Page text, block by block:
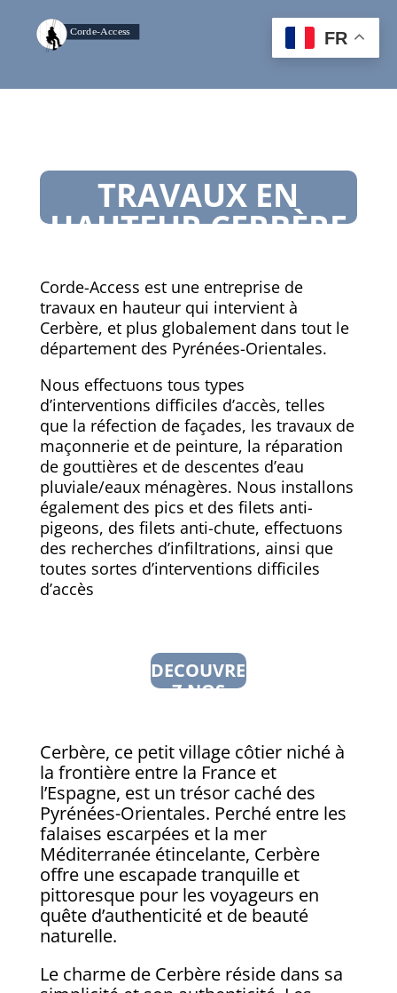
TRAVAUX EN
HAUTEUR CERBÈRE
Corde-Access est une entreprise de
travaux en hauteur qui intervient à
Cerbère, et plus globalement dans tout le
département des Pyrénées-Orientales.
Nous effectuons tous types
d’interventions difficiles d’accès, telles
que la réfection de façades, les travaux de
maçonnerie et de peinture, la réparation
de gouttières et de descentes d’eau
pluviale/eaux ménagères. Nous installons
également des pics et des filets anti-
pigeons, des filets anti-chute, effectuons
des recherches d’infiltrations, ainsi que
toutes sortes d’interventions difficiles
d’accès
DECOUVRE
Z NOS
Cerbère, ce petit village côtier niché à
la frontière entre la France et
l’Espagne, est un trésor caché des
Pyrénées-Orientales. Perché entre les
falaises escarpées et la mer
Méditerranée étincelante, Cerbère
offre une escapade tranquille et
pittoresque pour les voyageurs en
quête d’authenticité et de beauté
naturelle.
Le charme de Cerbère réside dans sa
FR